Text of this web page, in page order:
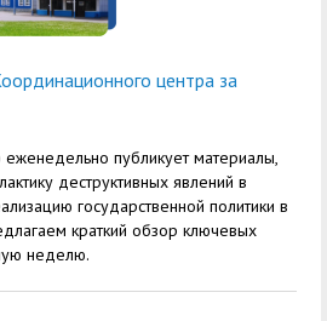
центра за
публикует материалы,
деструктивных явлений в
государственной политики в
краткий обзор ключевых
неделю.